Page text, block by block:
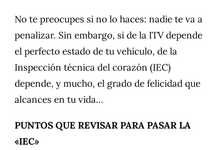
No te preocupes si no lo haces: nadie te va a
penalizar. Sin embargo, si de la ITV depende
el perfecto estado de tu vehículo, de la
Inspección técnica del corazón (IEC)
depende, y mucho, el grado de felicidad que
alcances en tu vida…
PUNTOS QUE REVISAR PARA PASAR LA
«IEC»